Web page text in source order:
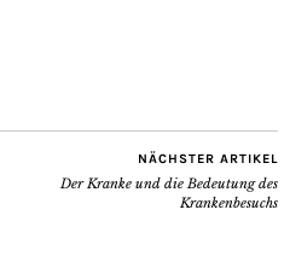
NÄCHSTER ARTIKEL
Der Kranke und die Bedeutung des
Krankenbesuchs